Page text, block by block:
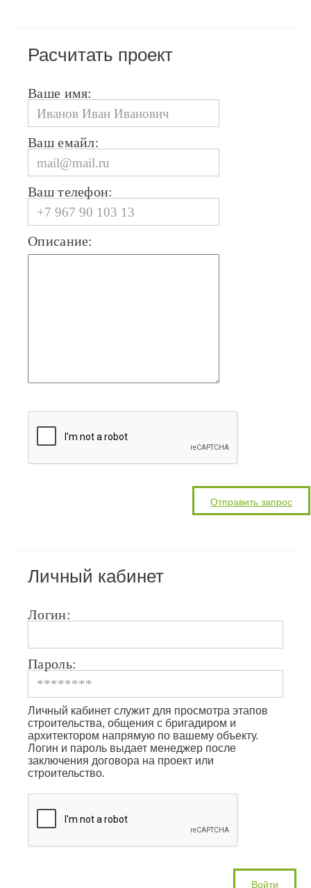
Расчитать проект
Ваше имя:
Ваш емайл:
Ваш телефон:
Описание:
Личный кабинет
Логин:
Пароль:
Личный кабинет служит для просмотра этапов
строительства, общения с бригадиром и
архитектором напрямую по вашему объекту.
Логин и пароль выдает менеджер после
заключения договора на проект или
строительство.